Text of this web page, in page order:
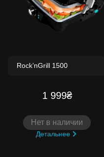
1 999₴
Нет в наличии
Детальнее